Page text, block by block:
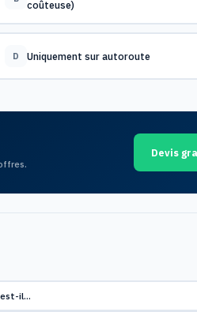
coûteuse)
D Uniquement sur autoroute
Devis
est-il…